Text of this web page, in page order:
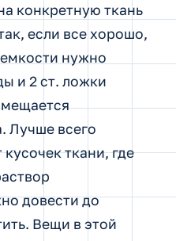
конкретную ткань
если все хорошо,
нужно
и 2 ст. ложки
Лучше всего
ткани, где
довести до
Вещи в этой